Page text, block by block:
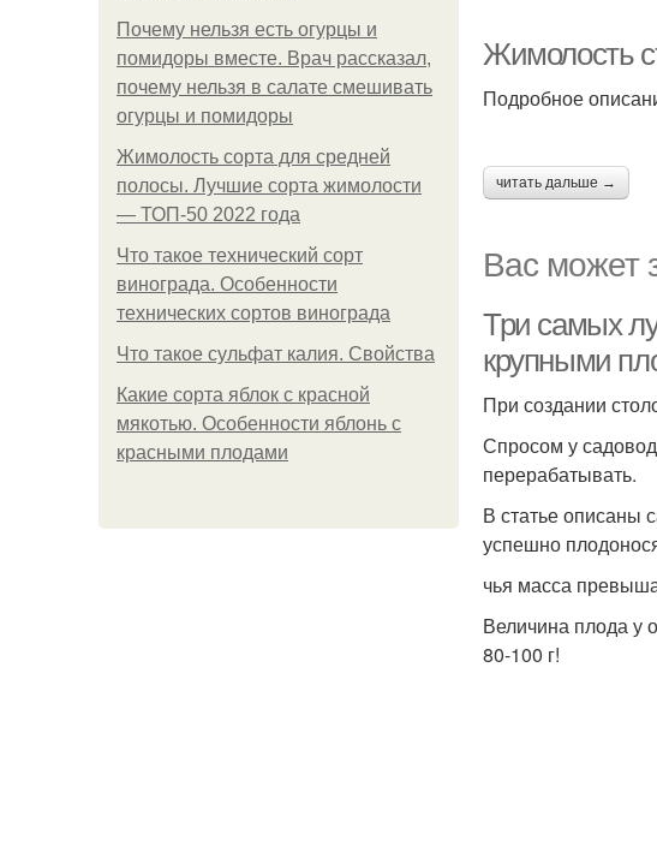
Почему нельзя есть огурцы и
помидоры вместе. Врач рассказал,
почему нельзя в салате смешивать
огурцы и помидоры
Жимолость сорта для средней
полосы. Лучшие сорта жимолости
— ТОП-50 2022 года
Что такое технический сорт
винограда. Особенности
технических сортов винограда
Что такое сульфат калия. Свойства
Какие сорта яблок с красной
мякотью. Особенности яблонь с
красными плодами
Жимолость
Подробное
читать дальше →
Вас может
Три самых
крупными
При создании
Спросом у
перерабатывать.
В статье описаны
успешно
чья масса
Величина плода у
80-100 г!